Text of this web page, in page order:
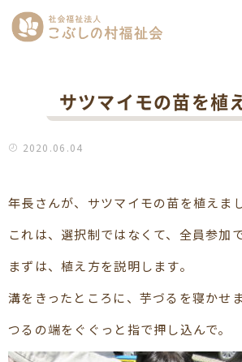
サツマイモの苗を植
2020.06.04
年長さんが、サツマイモの苗を植えまし
これは、選択制ではなくて、全員参加
まずは、植え方を説明します。
溝をきったところに、芋づるを寝かせま
つるの端をぐぐっと指で押し込んで。